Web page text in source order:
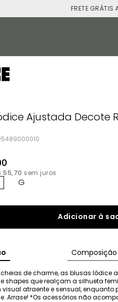
FRETE
Ajustada Decote
55,70 sem juros
G
Adicionar à
Composição
cheias de charme, as blusas Iódice
shapes que realçam a silhueta
visual atraente e sensual,
Arrase! *Os acessórios não